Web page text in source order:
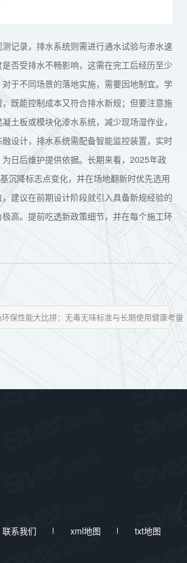
记录，排水系统则需进行通水试验与渗水速
否受排水不畅影响，这需在完工后经历至少
于不同场景的落地实施，需要因地制宜。学
既能控制成本又符合排水新规；但要注意施
土板或模块化渗水系统，减少现场湿作业，
设计，排水系统需配备智能监控装置，实时
日后维护提供依据。长期来看，2025年政
沉降标志点变化，并在场地翻新时优先选用
建议在前期设计阶段就引入具备新规经验的
高。提前吃透新政策细节，并在每个施工环
保性能大比拼：无毒无味标准与长期使用健康考量
联系我们 xml地图 txt地图